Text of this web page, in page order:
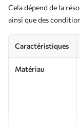
Cela dépend de la
ainsi que des
Caractéristiques
Matériau